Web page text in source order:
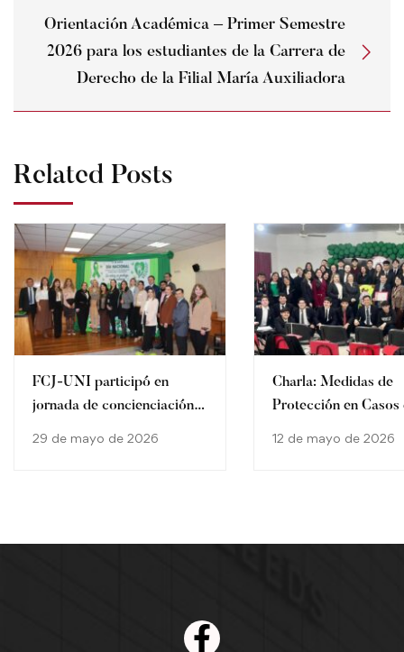
Orientación Académica – Primer Semestre
2026 para los estudiantes de la Carrera de
Derecho de la Filial María Auxiliadora
Related Posts
FCJ-UNI participó en
jornada de concienciación
29 de mayo de 2026
Charla: Medidas de
Protección en Casos
12 de mayo de 2026